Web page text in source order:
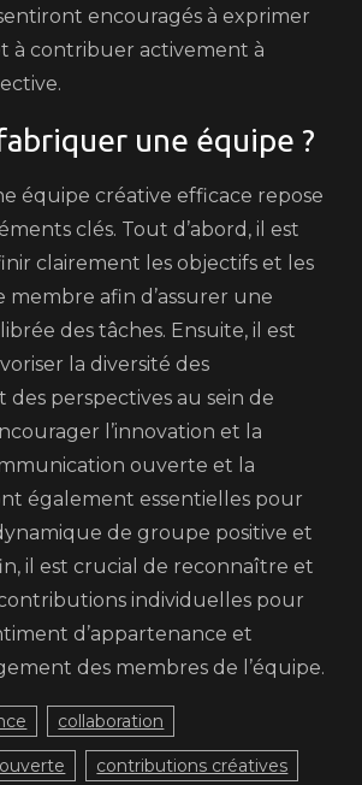
encouragés à exprimer
à contribuer activement à
une équipe ?
équipe créative efficace repose
clés. Tout d’abord, il est
clairement les objectifs et les
membre afin d’assurer une
des tâches. Ensuite, il est
la diversité des
des perspectives au sein de
l’innovation et la
ouverte et la
également essentielles pour
de groupe positive et
il est crucial de reconnaître et
individuelles pour
d’appartenance et
des membres de l’équipe.
collaboration
contributions créatives